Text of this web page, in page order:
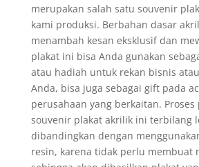
merupakan salah satu souvenir
kami produksi. Berbahan dasar
menambah kesan eksklusif dan
plakat ini bisa Anda gunakan
atau hadiah untuk rekan bisnis
Anda, bisa juga sebagai gift pada
perusahaan yang berkaitan.
souvenir plakat akrilik ini terbilang
dibandingkan dengan
resin, karena tidak perlu membuat